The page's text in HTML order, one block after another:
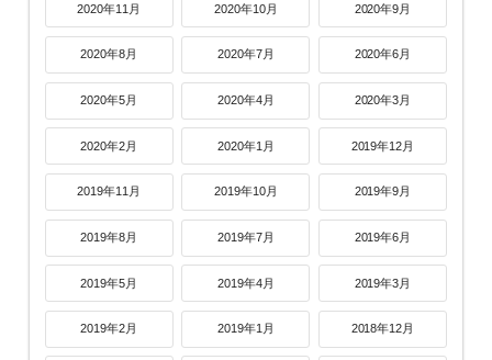
2020年11月 2020年10月 2020年9月
2020年8月 2020年7月 2020年6月
2020年5月 2020年4月 2020年3月
2020年2月 2020年1月 2019年12月
2019年11月 2019年10月 2019年9月
2019年8月 2019年7月 2019年6月
2019年5月 2019年4月 2019年3月
2019年2月 2019年1月 2018年12月